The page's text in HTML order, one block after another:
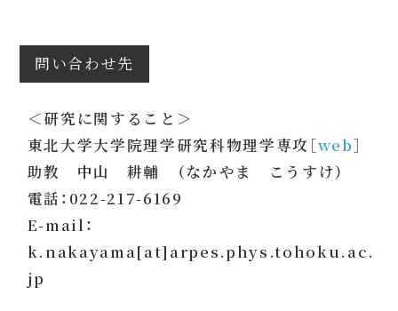
問い合わせ先
＜研究に関すること＞
東北大学大学院理学研究科物理学専攻［web］
助教 中山 耕輔 （なかやま こうすけ）
電話：022-217-6169
E-mail：
k.nakayama[at]arpes.phys.tohoku.ac.
jp